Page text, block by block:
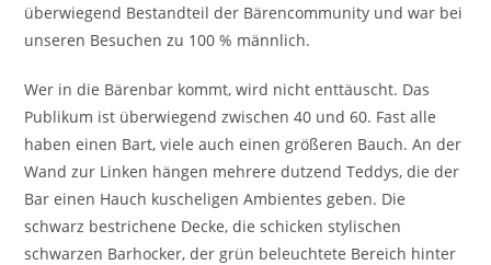
überwiegend Bestandteil der Bärencommunity und war bei
unseren Besuchen zu 100 % männlich.
Wer in die Bärenbar kommt, wird nicht enttäuscht. Das
Publikum ist überwiegend zwischen 40 und 60. Fast alle
haben einen Bart, viele auch einen größeren Bauch. An der
Wand zur Linken hängen mehrere dutzend Teddys, die der
Bar einen Hauch kuscheligen Ambientes geben. Die
schwarz bestrichene Decke, die schicken stylischen
schwarzen Barhocker, der grün beleuchtete Bereich hinter